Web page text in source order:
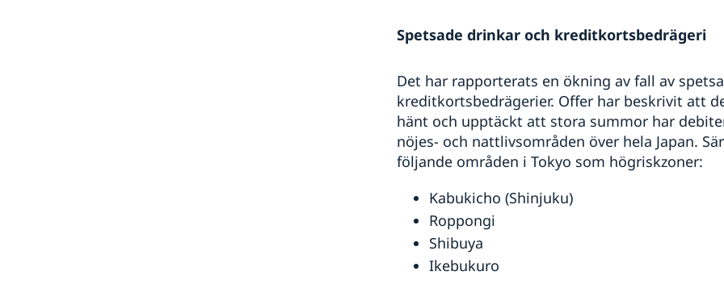
Spetsade drinkar och kreditkortsbedrägeri
Det har rapporterats en ökning av fall av
kreditkortsbedrägerier. Offer har beskrivit att
hänt och upptäckt att stora summor har
nöjes- och nattlivsområden över hela Japan.
följande områden i Tokyo som högriskzoner:
Kabukicho (Shinjuku)
Roppongi
Shibuya
Ikebukuro